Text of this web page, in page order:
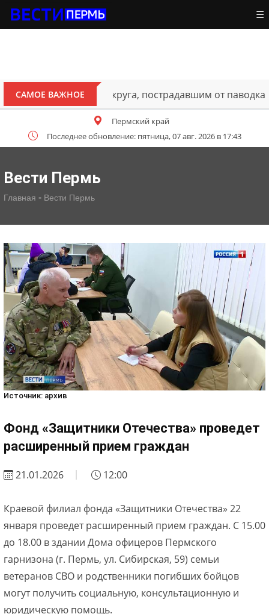
☰
САМОЕ ВАЖНОЕ
Октябрьского округа, пострадавшим от паводка
Пермский край
Последнее обновление: пятница, 07 авг. 2026 в 17:43
Вести Пермь
Главная - Вести Пермь
Источник: архив
Фонд «Защитники Отечества» проведет
расширенный прием граждан
21.01.2026 12:00
Краевой филиал фонда «Защитники Отечества» 22
января проведет расширенный прием граждан. С 15.00
до 18.00 в здании Дома офицеров Пермского
гарнизона (г. Пермь, ул. Сибирская, 59) семьи
ветеранов СВО и родственники погибших бойцов
могут получить социальную, консультационную и
юридическую помощь.